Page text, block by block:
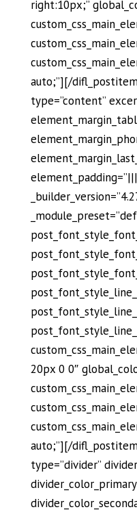
right:10px;”
auto;”][/
type=”content”
20px 0 0″
auto;”][/
type=”divider”